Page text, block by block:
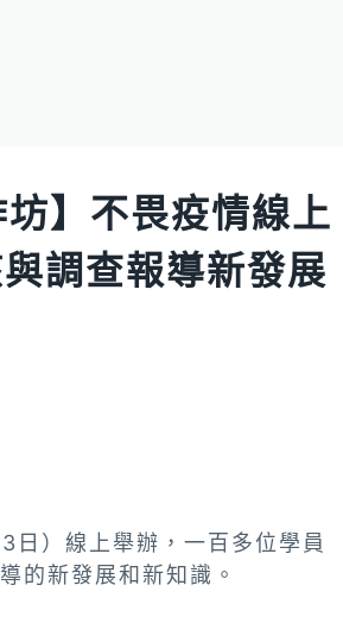
】不畏疫情線上
調查報導新發展
日）線上舉辦，一百多位學員
的新發展和新知識。